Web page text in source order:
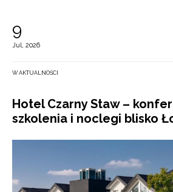
9
Jul, 2026
W AKTUALNOŚCI
Hotel Czarny Staw –
szkolenia i noclegi blisko